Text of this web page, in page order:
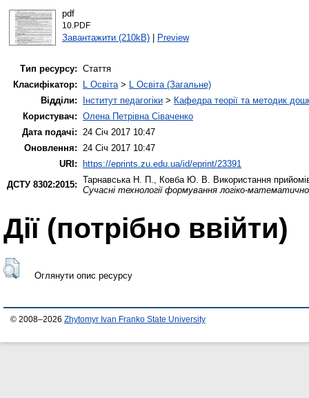
pdf
10.PDF
Завантажити (210kB)| Preview
Тип ресурсу: Стаття
Класифікатор:
L Освіта> L Освіта (Загальне)
Відділи:
Інститут педагогіки > Кафедра теорії та методик
Користувач: Олена Петрівна Сіваченко
Дата подачі: 24 Січ 2017 10:47
Оновлення: 24 Січ 2017 10:47
URI:
https://eprints.zu.edu.ua/id/eprint/23391
ДСТУ 8302:2015: Тарнавська Н. П., Ковба Ю. В. Використання
Сучасні технології формування логіко-
Дії ​​(потрібно ввійти)
Оглянути опис ресурсу
© 2008–2026 Zhytomyr Ivan Franko State University